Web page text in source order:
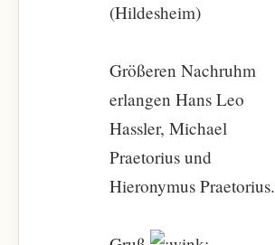
(Hildesheim)
Größeren Nachruhm
erlangen Hans Leo
Hassler, Michael
Praetorius und
Hieronymus Praetorius.